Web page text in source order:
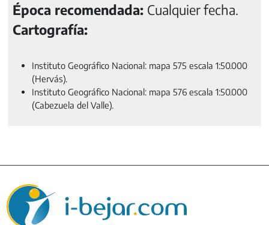
Época recomendada: Cualquier fecha.
Cartografía:
Instituto Geográfico Nacional: mapa 575 escala 1:50.000
(Hervás).
Instituto Geográfico Nacional: mapa 576 escala 1:50.000
(Cabezuela del Valle).